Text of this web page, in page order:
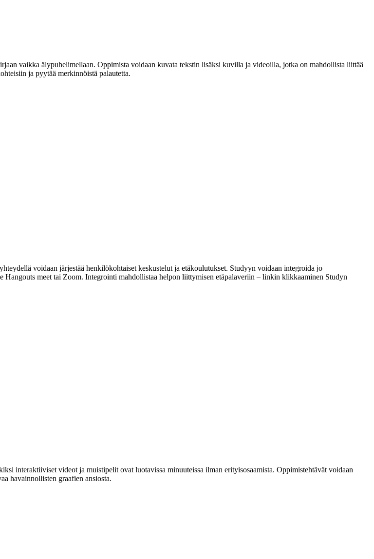
vaikka älypuhelimellaan. Oppimista voidaan kuvata tekstin lisäksi kuvilla ja videoilla, jotka on mahdollista liittää
ja pyytää merkinnöistä palautetta.
voidaan järjestää henkilökohtaiset keskustelut ja etäkoulutukset. Studyyn voidaan integroida jo
meet tai Zoom. Integrointi mahdollistaa helpon liittymisen etäpalaveriin – linkin klikkaaminen Studyn
interaktiiviset videot ja muistipelit ovat luotavissa minuuteissa ilman erityisosaamista. Oppimistehtävät voidaan
havainnollisten graafien ansiosta.